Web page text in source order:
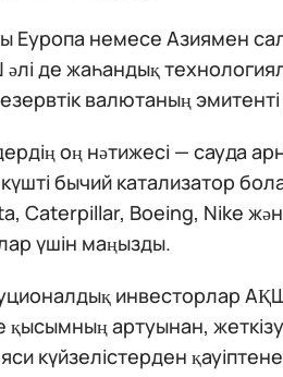
Еуропа немесе Азиямен
де жаһандық
валютаның
оң нәтижесі — сауда
бычий катализатор
Caterpillar, Boeing, Nike
үшін маңызды.
инвесторлар
артуынан, жеткізу
күйзелістерден